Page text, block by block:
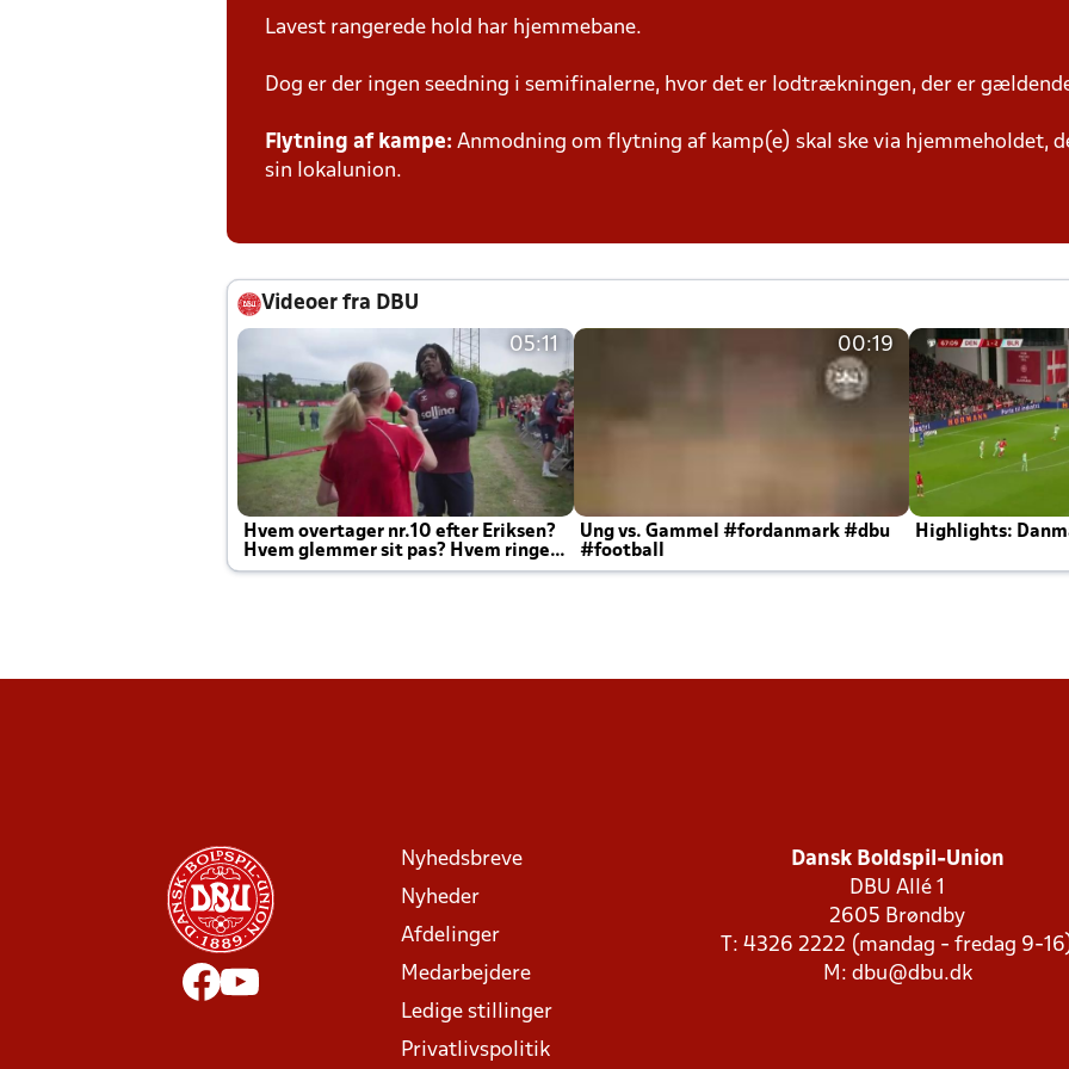
Lavest rangerede hold har hjemmebane.
Dog er der ingen seedning i semifinalerne, hvor det er lodtrækningen, der er
Flytning af kampe: Anmodning om flytning af kamp(e) skal ske via hjemmeholdet,
sin lokalunion.
Videoer fra DBU
05:11
Hvem overtager nr.10 efter Eriksen?
Hvem glemmer sit pas? Hvem ringer
Joachim altid til efter kampe?
00:19
Ung vs. Gammel #fordanmark #dbu
#football
Highlights:
Nyhedsbreve
Nyheder
Afdelinger
Medarbejdere
Ledige stillinger
Privatlivspolitik
Dansk Boldspil-Union
DBU Allé 1
2605 Brøndby
T: 4326 2222 (mandag - fredag 9-
M: dbu@dbu.dk